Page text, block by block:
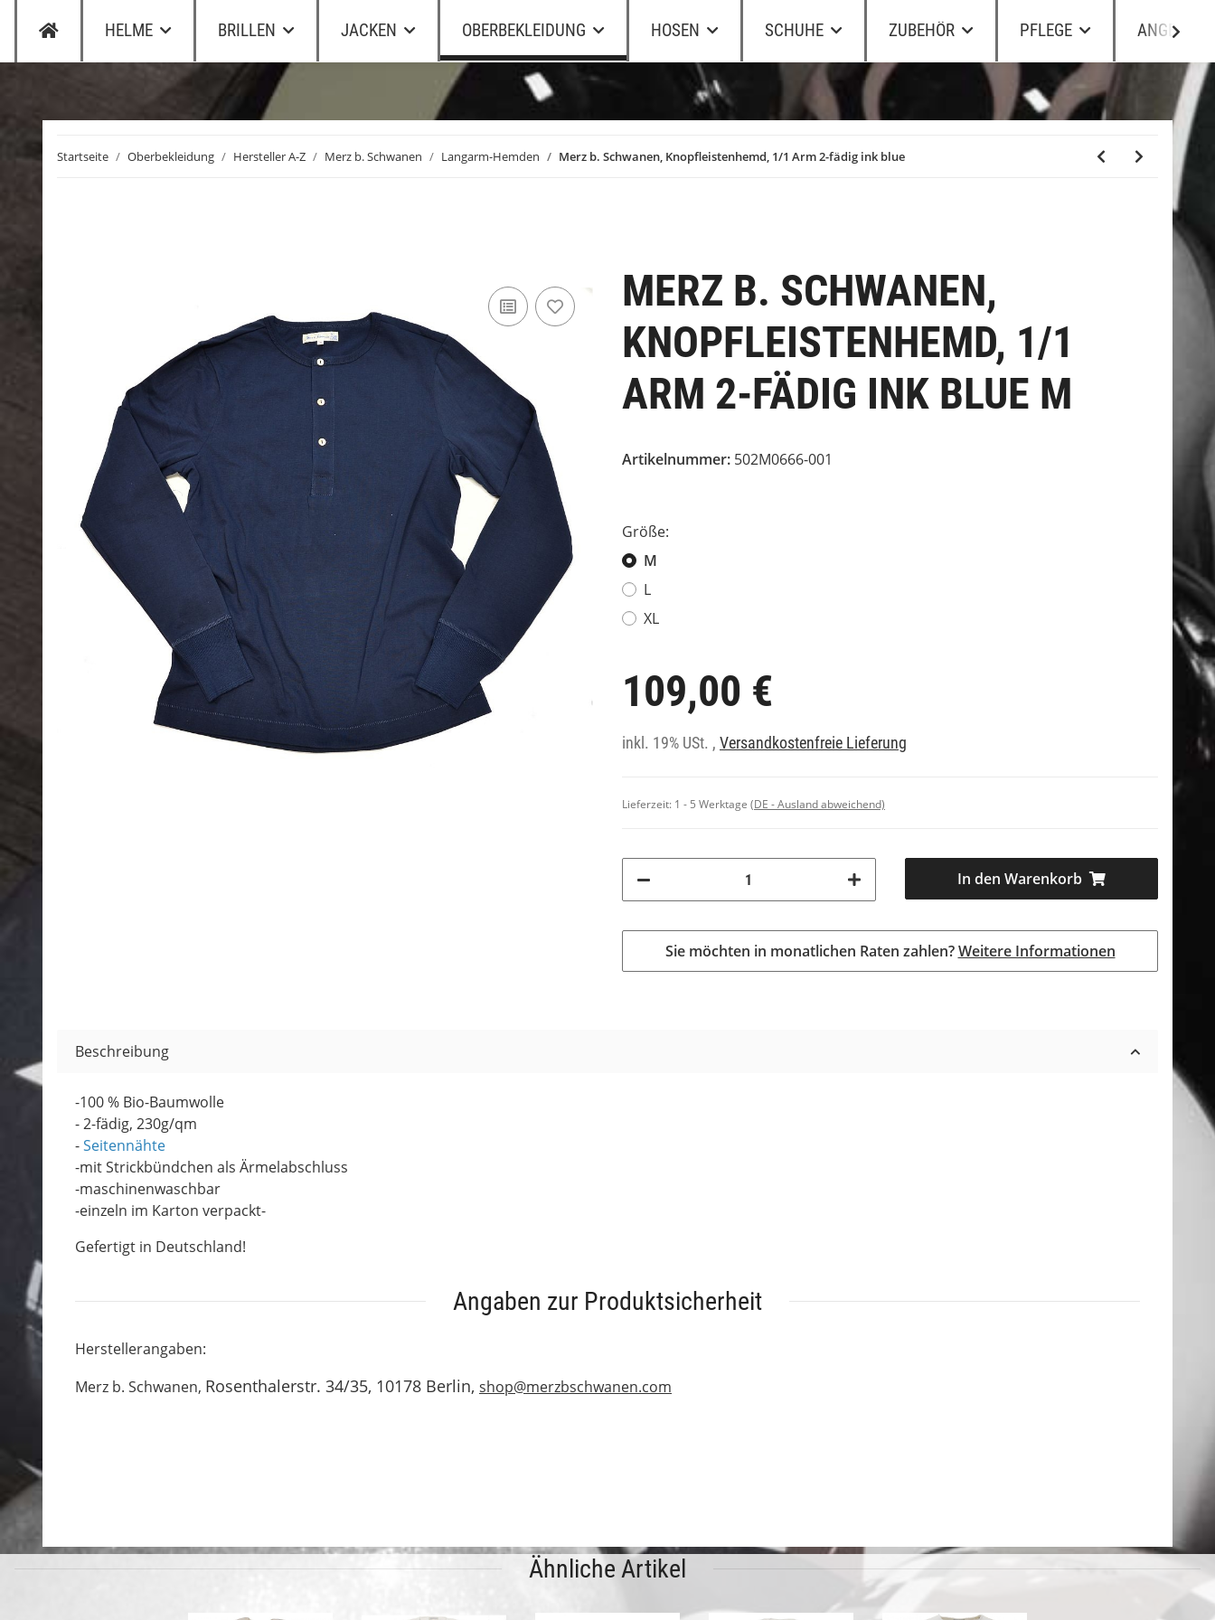
HELME BRILLEN JACKEN OBERBEKLEIDUNG HOSEN SCHUHE ZUBEHÖR PFLEGE ANGEBOTE
Startseite Oberbekleidung Hersteller A-Z Merz b. Schwanen Langarm-Hemden Merz b. Schwanen, Knopfleistenhemd, 1/1 Arm 2-fädig ink blue
MERZ B. SCHWANEN,
KNOPFLEISTENHEMD, 1/1
ARM 2-FÄDIG INK BLUE M
Artikelnummer: 502M0666-001
Größe:
M
L
XL
109,00 €
inkl. 19% USt. , Versandkostenfreie Lieferung
Lieferzeit: 1 - 5 Werktage (DE - Ausland abweichend)
In den Warenkorb
Sie möchten in monatlichen Raten zahlen?Weitere Informationen
Beschreibung
-100 % Bio-Baumwolle
- 2-fädig, 230g/qm
-Seitennähte
-mit Strickbündchen als Ärmelabschluss
-maschinenwaschbar
-einzeln im Karton verpackt-
Gefertigt in Deutschland!
Angaben zur Produktsicherheit
Herstellerangaben:
Merz b. Schwanen, Rosenthalerstr. 34/35, 10178 Berlin, shop@merzbschwanen.com
Ähnliche Artikel